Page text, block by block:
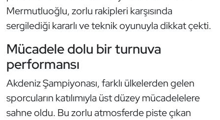
Mermutluoğlu, zorlu rakipleri karşısında
sergilediği kararlı ve teknik oyunuyla dikkat çekti.
Mücadele dolu bir turnuva
performansı
Akdeniz Şampiyonası, farklı ülkelerden gelen
sporcuların katılımıyla üst düzey mücadelelere
sahne oldu. Bu zorlu atmosferde piste çıkan
Hava Sporları
Hentbol
İşitme Engelli Sporcular
Judo ve Kuraş
Kano ve Rafting